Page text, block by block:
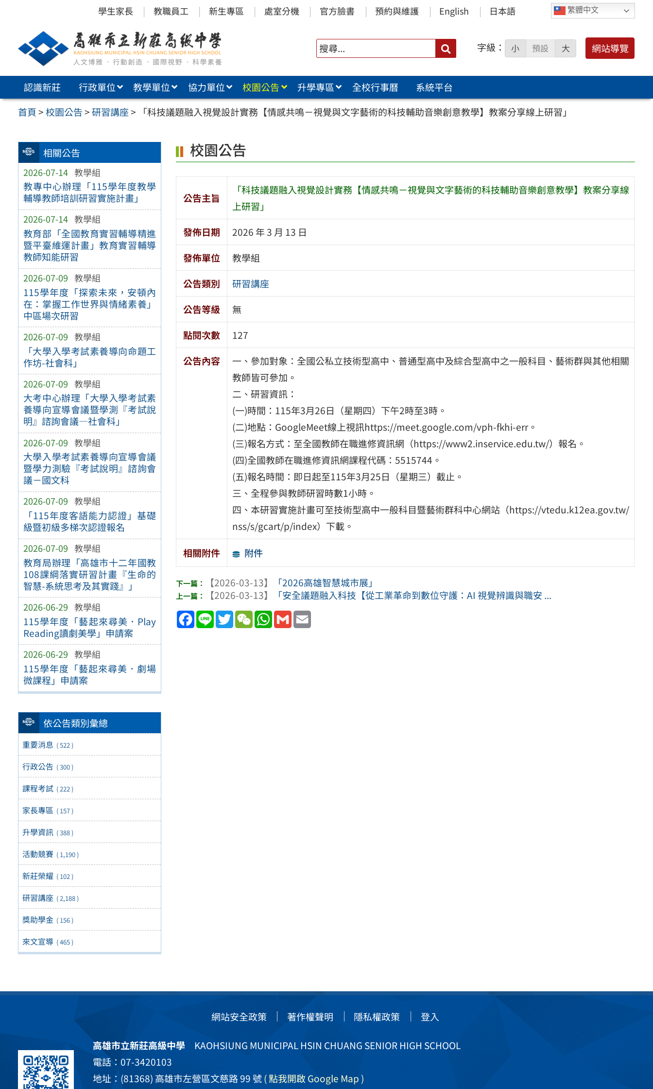
內
繁體中文
學生家長 教職員工 新生專區 處室分機 官方臉書 預約與維護 English 日本語
搜
尋：
字級： 小 預設 大 網站導覽
認識新莊 行政單位 教學單位 協力單位 校園公告 升學專區 全校行事曆
系統平台
首頁>校園公告>研習講座> 「科技議題融入視覺設計實務【情感共鳴－視覺與文字藝術的科技輔助音樂創意教學】教案分享線上研習」
相關公告
2026-07-14 教學組
教專中心辦理「115學年度教學
輔導教師培訓研習實施計畫」
2026-07-14 教學組
教育部「全國教育實習輔導精進
暨平臺維運計畫」教育實習輔導
教師知能研習
2026-07-09 教學組
115學年度「探索未來，安頓內
在：掌握工作世界與情緒素養」
中區場次研習
2026-07-09 教學組
「大學入學考試素養導向命題工
作坊-社會科」
2026-07-09 教學組
大考中心辦理「大學入學考試素
養導向宣導會議暨學測『考試說
明』諮詢會議—社會科」
2026-07-09 教學組
大學入學考試素養導向宣導會議
暨學力測驗『考試說明』諮詢會
議－國文科
2026-07-09 教學組
「115年度客語能力認證」基礎
級暨初級多梯次認證報名
2026-07-09 教學組
教育局辦理「高雄市十二年國教
108課綱落實研習計畫『生命的
智慧-系統思考及其實踐』」
2026-06-29 教學組
115學年度「藝起來尋美．Play
Reading讀劇美學」申請案
2026-06-29 教學組
115學年度「藝起來尋美．劇場
微課程」申請案
依公告類別彙總
重要消息 ( 522 )
行政公告 ( 300 )
課程考試 ( 222 )
家長專區 ( 157 )
升學資訊 ( 388 )
活動競賽 ( 1,190 )
新莊榮耀 ( 102 )
研習講座 ( 2,188 )
獎助學金 ( 156 )
來文宣導 ( 465 )
校園公告
公告主旨
「科技議題融入視覺設計實務【情感共鳴－視覺與文字藝術的科技輔助音樂創意教學】教案分享線
上研習」
發佈日期
2026 年 3 月 13 日
發佈單位
教學組
公告類別
研習講座
公告等級
無
點閱次數
127
公告內容
一、參加對象：全國公私立技術型高中、普通型高中及綜合型高中之一般科目、藝術群與其他相關
教師皆可參加。
二、研習資訊：
(一)時間：115年3月26日（星期四）下午2時至3時。
(二)地點：GoogleMeet線上視訊https://meet.google.com/vph-fkhi-err。
(三)報名方式：至全國教師在職進修資訊網（https://www2.inservice.edu.tw/）報名。
(四)全國教師在職進修資訊網課程代碼：5515744。
(五)報名時間：即日起至115年3月25日（星期三）截止。
三、全程參與教師研習時數1小時。
四、本研習實施計畫可至技術型高中一般科目暨藝術群科中心網站（https://vtedu.k12ea.gov.tw/
nss/s/gcart/p/index）下載。
相關附件
附件
【2026-03-13】
「2026高雄智慧城市展」
【2026-03-13】
「安全議題融入科技【從工業革命到數位守護：AI 視覺辨識與職安 ...
Facebook
Line TwitterWeChatWhatsApp
Gmail
網站安全政策 著作權聲明 隱私權政策 登入
高雄市立新莊高級中學KAOHSIUNG MUNICIPAL HSIN CHUANG SENIOR HIGH SCHOOL
電話：07-3420103
地址：(81368) 高雄市左營區文慈路 99 號( 點我開啟 Google Map )